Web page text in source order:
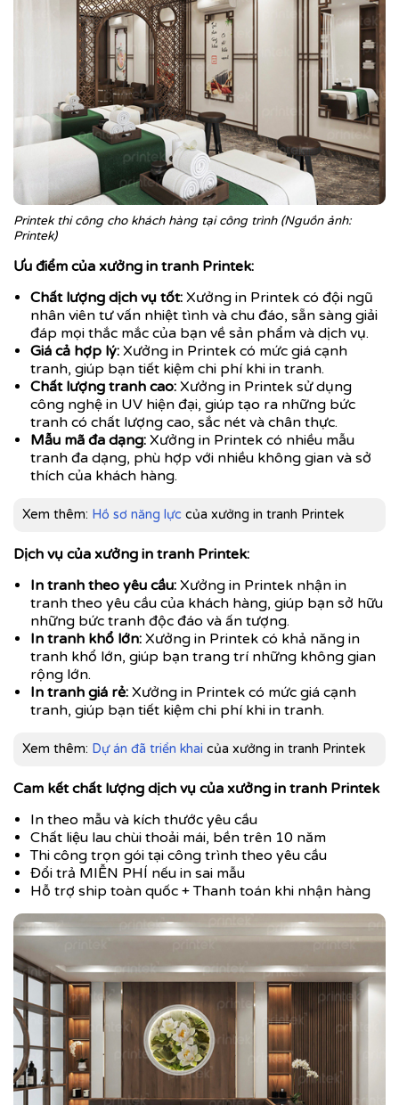
Printek thi công cho khách hàng tại công trình (Nguồn ảnh:
Printek)
Ưu điểm của xưởng in tranh Printek:
Chất lượng dịch vụ tốt: Xưởng in Printek có đội ngũ
nhân viên tư vấn nhiệt tình và chu đáo, sẵn sàng giải
đáp mọi thắc mắc của bạn về sản phẩm và dịch vụ.
Giá cả hợp lý: Xưởng in Printek có mức giá cạnh
tranh, giúp bạn tiết kiệm chi phí khi in tranh.
Chất lượng tranh cao: Xưởng in Printek sử dụng
công nghệ in UV hiện đại, giúp tạo ra những bức
tranh có chất lượng cao, sắc nét và chân thực.
Mẫu mã đa dạng: Xưởng in Printek có nhiều mẫu
tranh đa dạng, phù hợp với nhiều không gian và sở
thích của khách hàng.
Xem thêm: Hồ sơ năng lực của xưởng in tranh Printek
Dịch vụ của xưởng in tranh Printek:
In tranh theo yêu cầu: Xưởng in Printek nhận in
tranh theo yêu cầu của khách hàng, giúp bạn sở hữu
những bức tranh độc đáo và ấn tượng.
In tranh khổ lớn: Xưởng in Printek có khả năng in
tranh khổ lớn, giúp bạn trang trí những không gian
rộng lớn.
In tranh giá rẻ: Xưởng in Printek có mức giá cạnh
tranh, giúp bạn tiết kiệm chi phí khi in tranh.
Xem thêm: Dự án đã triển khai của xưởng in tranh Printek
Cam kết chất lượng dịch vụ của xưởng in tranh Printek
In theo mẫu và kích thước yêu cầu
Chất liệu lau chùi thoải mái, bền trên 10 năm
Thi công trọn gói tại công trình theo yêu cầu
Đổi trả MIỄN PHÍ nếu in sai mẫu
Hỗ trợ ship toàn quốc + Thanh toán khi nhận hàng